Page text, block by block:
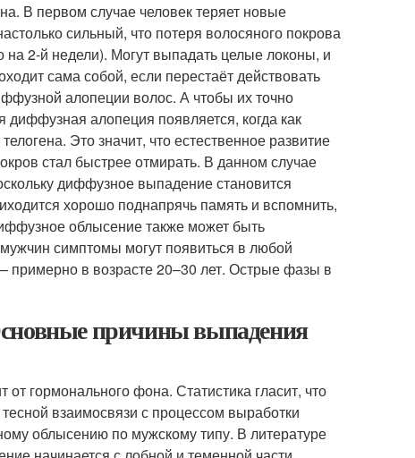
В первом случае человек теряет новые
сильный, что потеря волосяного покрова
на 2-й недели). Могут выпадать целые локоны, и
сама собой, если перестаёт действовать
алопеции волос. А чтобы их точно
диффузная алопеция появляется, когда как
Это значит, что естественное развитие
стал быстрее отмирать. В данном случае
диффузное выпадение становится
хорошо поднапрячь память и вспомнить,
облысение также может быть
симптомы могут появиться в любой
примерно в возрасте 20–30 лет. Острые фазы в
причины выпадения
гормонального фона. Статистика гласит, что
взаимосвязи с процессом выработки
облысению по мужскому типу. В литературе